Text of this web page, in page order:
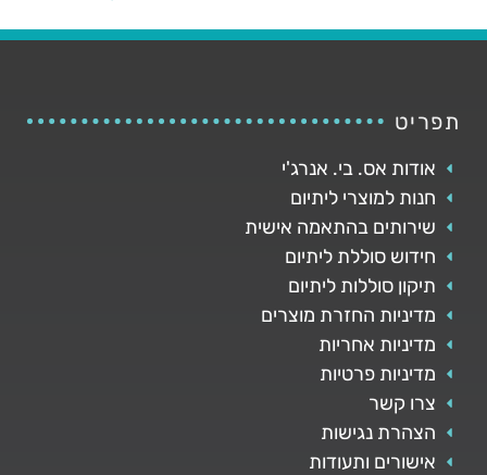
תפריט
אודות אס. בי. אנרג'י
חנות למוצרי ליתיום
שירותים בהתאמה אישית
חידוש סוללת ליתיום
תיקון סוללות ליתיום
מדיניות החזרת מוצרים
מדיניות אחריות
מדיניות פרטיות
צרו קשר
הצהרת נגישות
אישורים ותעודות